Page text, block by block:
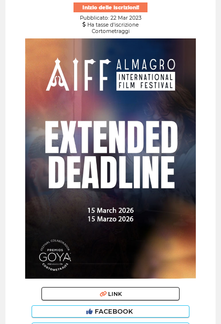
Inizio delle iscrizioni!
Pubblicato: 22 Mar 2023
Ha tasse d'iscrizione
Cortometraggi
LINK
FACEBOOK